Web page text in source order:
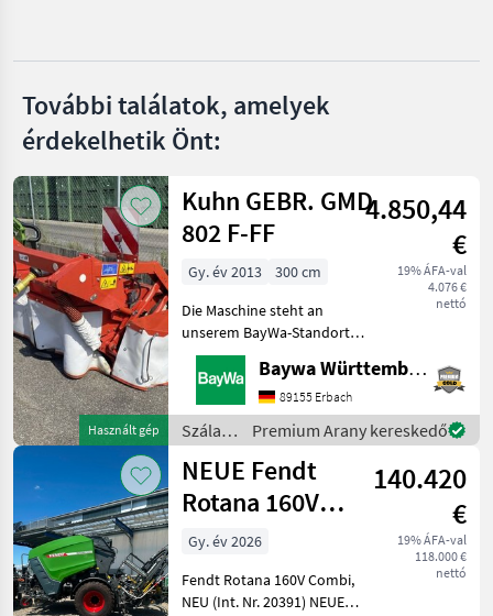
Vicon
Mind a 49
MARKETPLACE
Marketplace
Kereskedői
ajánlatok
További találatok, amelyek
érdekelhetik Önt:
Használt gép
Kuhn GEBR. GMD
802 F-FF
4.850,44
€
19% ÁFA-val
4.076 €
nettó
Gy. év 2013
300 cm
Die Maschine steht an
unserem BayWa-Standort
in DE-88214
Ravensburg.Gerne steht
Ihnen Herr Schmid unter
Tel.: 0151 1610 3978 für Ihre
Anfrage zur
Verfügung!Kuhn GMD
Baywa Württemberg
89155 Erbach
Szálastakarmány
betakarítók
/ Kuhn
Premium Arany kereskedő
NEUE Fendt
Rotana 160V
Combi
Rundballenpresse,
i
140.420
€
19% ÁFA-val
118.000 €
nettó
Gy. év 2026
Fendt Rotana 160V Combi,
NEU (Int. Nr. 20391) NEUE